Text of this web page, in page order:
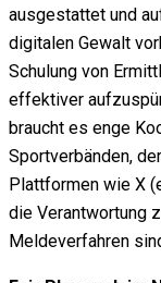
ausgestattet und
digitalen Gewalt
Schulung von
effektiver
braucht es enge
Sportverbänden,
Plattformen wie X
die Verantwortung
Meldeverfahren